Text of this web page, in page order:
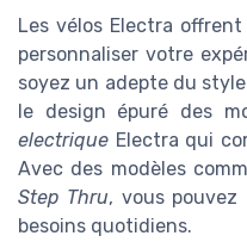
Les vélos Electra
personnaliser votre
soyez un adepte du style
le design épuré des
electrique Electra qui
Avec des modèles
Step Thru, vous
besoins quotidiens.